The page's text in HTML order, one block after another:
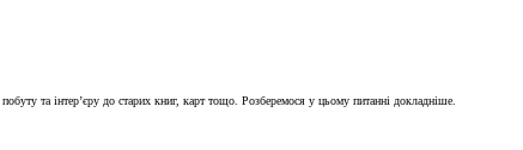
та інтер’єру до старих книг, карт тощо. Розберемося у цьому питанні докладніше.